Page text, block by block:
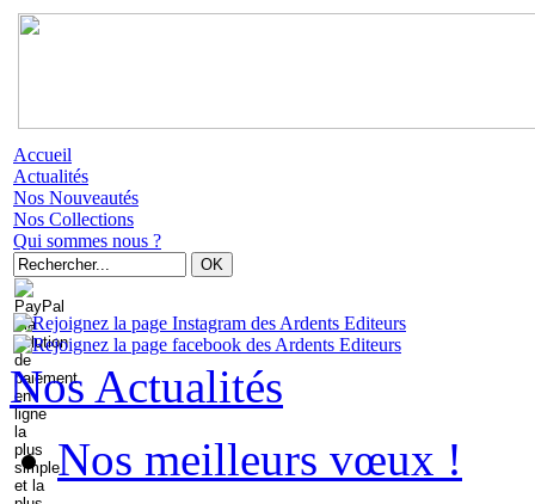
Accueil
Actualités
Nos Nouveautés
Nos Collections
Qui sommes nous ?
Nos Actualités
Nos meilleurs vœux !